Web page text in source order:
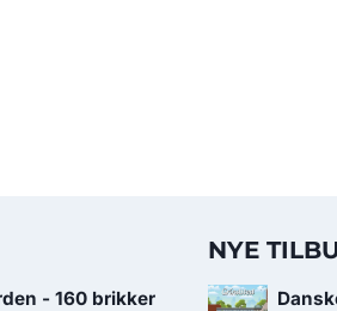
- 160 brikker
NYE